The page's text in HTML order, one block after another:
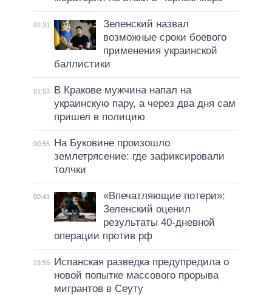
02:31
Зеленский назвал
возможные сроки боевого
применения украинской
баллистики
01:53
В Кракове мужчина напал на
украинскую пару, а через два дня сам
пришел в полицию
00:55
На Буковине произошло
землетрясение: где зафиксировали
толчки
00:41
«Впечатляющие потери»:
Зеленский оценил
результаты 40-дневной
операции против рф
23:55
Испанская разведка предупредила о
новой попытке массового прорыва
мигрантов в Сеуту